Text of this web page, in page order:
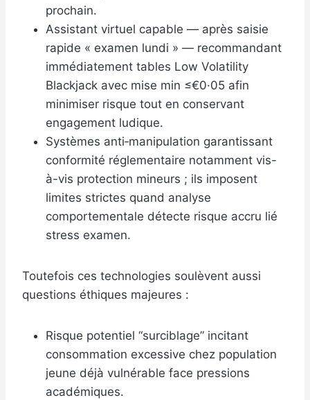
prochain.
Assistant virtuel capable — après saisie
rapide « examen lundi » — recommandant
immédiatement tables Low Volatility
Blackjack avec mise min ≤€0·05 afin
minimiser risque tout en conservant
engagement ludique.
Systèmes anti‐manipulation garantissant
conformité réglementaire notamment vis-
à-vis protection mineurs ; ils imposent
limites strictes quand analyse
comportementale détecte risque accru lié
stress examen.
Toutefois ces technologies soulèvent aussi
questions éthiques majeures :
Risque potentiel “surciblage” incitant
consommation excessive chez population
jeune déjà vulnérable face pressions
académiques.